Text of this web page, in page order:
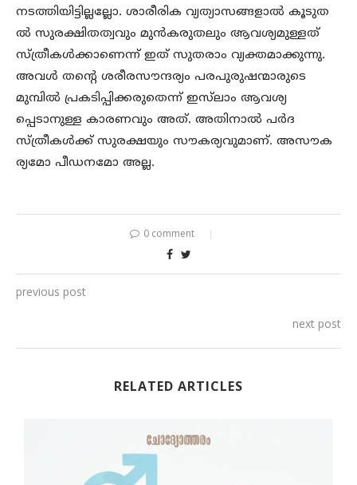
നടത്തിയിട്ടില്ലല്ലോ. ശാരീരിക വ്യത്യാസങ്ങളാൽ കൂടുത
ൽ സുരക്ഷിതത്വവും മുൻകരുതലും ആവശ്യമുള്ളത്
സ്ത്രീകൾക്കാണെന്ന് ഇത് സുതരാം വ്യക്തമാക്കുന്നു.
അവൾ തന്റെ ശരീരസൗന്ദര്യം പരപുരുഷന്മാരുടെ
മുമ്പിൽ പ്രകടിപ്പിക്കരുതെന്ന് ഇസ്‌ലാം ആവശ്യ
പ്പെടാനുള്ള കാരണവും അത്. അതിനാൽ പർദ
സ്ത്രീകൾക്ക് സുരക്ഷയും സൗകര്യവുമാണ്. അസൗക
ര്യമോ പീഡനമോ അല്ല.
0 comment
previous post
next post
RELATED ARTICLES